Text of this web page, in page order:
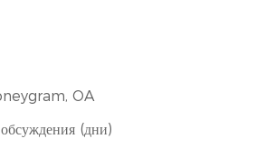
OA
(дни)